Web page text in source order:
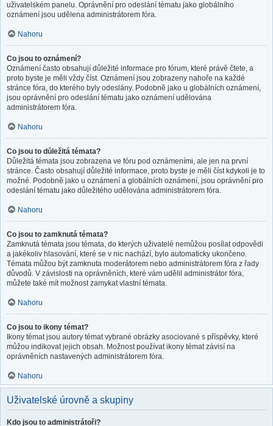
uživatelském panelu. Oprávnění pro odeslání tématu jako globálního
oznámení jsou udělena administrátorem fóra.
Nahoru
Co jsou to oznámení?
Oznámení často obsahují důležité informace pro fórum, které právě čtete, a
proto byste je měli vždy číst. Oznámení jsou zobrazeny nahoře na každé
stránce fóra, do kterého byly odeslány. Podobně jako u globálních oznámení,
jsou oprávnění pro odeslání tématu jako oznámení udělována
administrátorem fóra.
Nahoru
Co jsou to důležitá témata?
Důležitá témata jsou zobrazena ve fóru pod oznámeními, ale jen na první
stránce. Často obsahují důležité informace, proto byste je měli číst kdykoli je to
možné. Podobně jako u oznámení a globálních oznámení, jsou oprávnění pro
odeslání tématu jako důležitého udělována administrátorem fóra.
Nahoru
Co jsou to zamknutá témata?
Zamknutá témata jsou témata, do kterých uživatelé nemůžou posílat odpovědi
a jakékoliv hlasování, které se v nic nachází, bylo automaticky ukončeno.
Témata můžou být zamknuta moderátorem nebo administrátorem fóra z řady
důvodů. V závislosti na oprávněních, které vám udělil administrátor fóra,
můžete také mít možnost zamykat vlastní témata.
Nahoru
Co jsou to ikony témat?
Ikony témat jsou autory témat vybrané obrázky asociované s příspěvky, které
můžou indikovat jejich obsah. Možnost používat ikony témat závisí na
oprávněních nastavených administrátorem fóra.
Nahoru
Uživatelské úrovně a skupiny
Kdo jsou to administrátoři?